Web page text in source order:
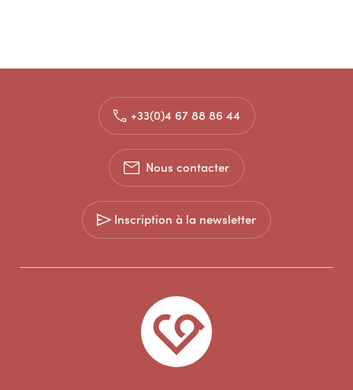
+33(0)4 67 88 86 44
Nous contacter
Inscription à la newsletter